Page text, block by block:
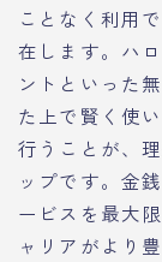
ことなく利用
在します。ハ
ントといった
た上で賢く使
行うことが、
ップです。金
ービスを最大
ャリアがより